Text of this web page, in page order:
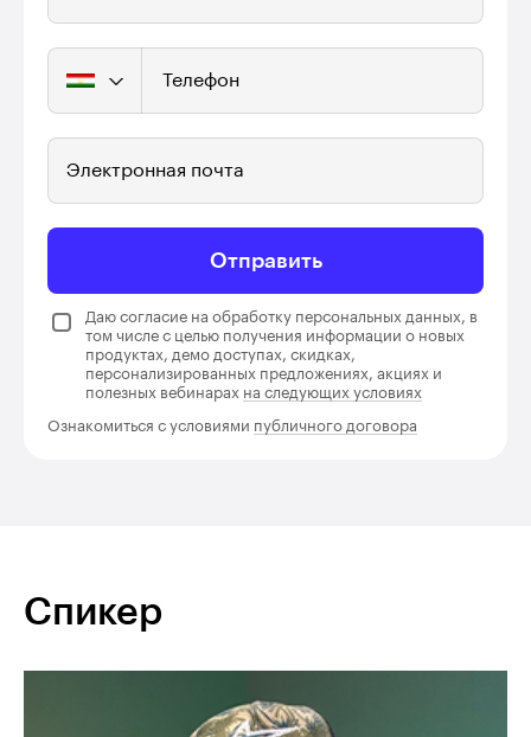
Телефон
Электронная почта
Отправить
Даю согласие на обработку персональных данных, в
том числе с целью получения информации о новых
продуктах, демо доступах, скидках,
персонализированных предложениях, акциях и
полезных вебинарах на следующих условиях
Ознакомиться с условиями публичного договора
Спикер